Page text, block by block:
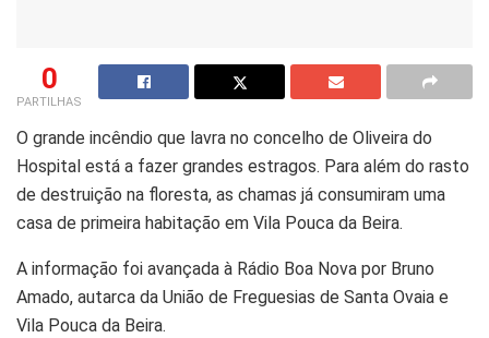
0
PARTILHAS
O grande incêndio que lavra no concelho de Oliveira do
Hospital está a fazer grandes estragos. Para além do rasto
de destruição na floresta, as chamas já consumiram uma
casa de primeira habitação em Vila Pouca da Beira.
A informação foi avançada à Rádio Boa Nova por Bruno
Amado, autarca da União de Freguesias de Santa Ovaia e
Vila Pouca da Beira.